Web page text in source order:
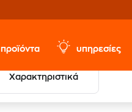
προϊόντα υπηρεσίες
Χαρακτηριστικά
20 € Public Επιστροφή
με Snappi